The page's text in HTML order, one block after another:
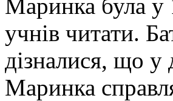
Маринка була у
учнів читати.
дізналися, що у
Маринка